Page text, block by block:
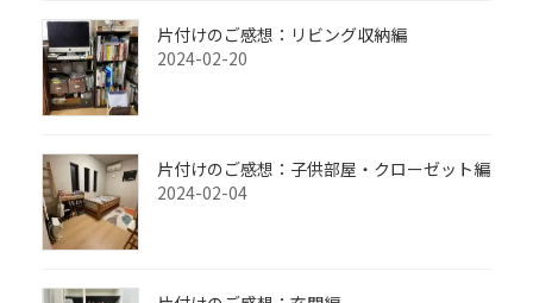
片付けのご感想：リビング収納編
2024-02-20
片付けのご感想：子供部屋・クローゼット編
2024-02-04